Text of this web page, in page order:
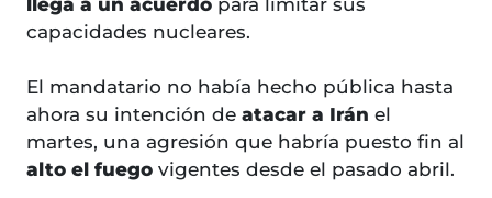
llega a un acuerdo para limitar sus
capacidades nucleares.
El mandatario no había hecho pública hasta
ahora su intención de atacar a Irán el
martes, una agresión que habría puesto fin al
alto el fuego vigentes desde el pasado abril.